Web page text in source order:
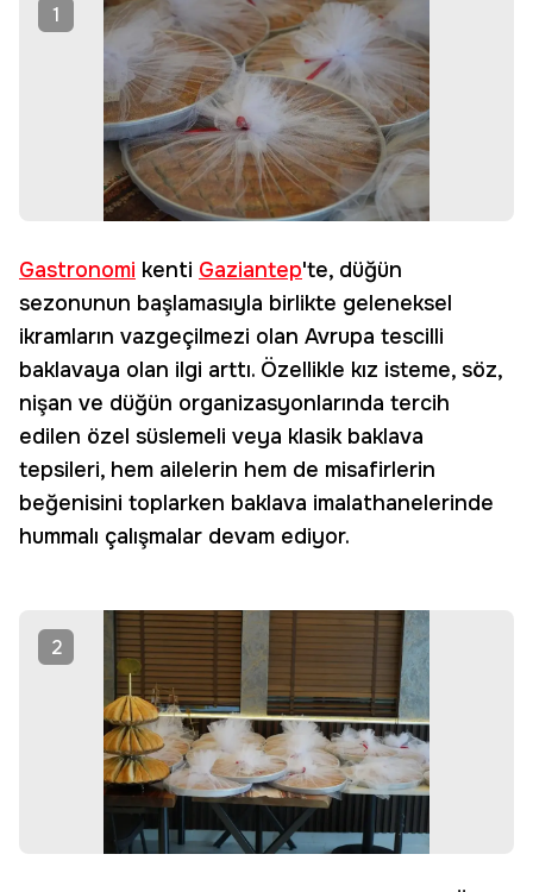
1
Gastronomi kenti Gaziantep'te, düğün
sezonunun başlamasıyla birlikte geleneksel
ikramların vazgeçilmezi olan Avrupa tescilli
baklavaya olan ilgi arttı. Özellikle kız isteme, söz,
nişan ve düğün organizasyonlarında tercih
edilen özel süslemeli veya klasik baklava
tepsileri, hem ailelerin hem de misafirlerin
beğenisini toplarken baklava imalathanelerinde
hummalı çalışmalar devam ediyor.
2